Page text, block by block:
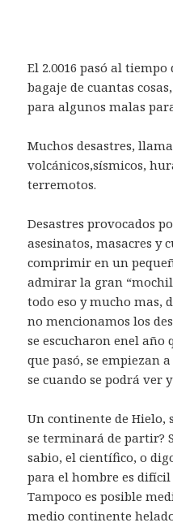
El 2.0016 pasó al
bagaje de cuantas
para algunos malas
Muchos desastres,
volcánicos,sísmicos,
terremotos.
Desastres provocados
asesinatos, masacres y
comprimir en un
admirar la gran
todo eso y mucho mas,
no mencionamos los
se escucharon enel año
que pasó, se empiezan
se cuando se podrá ver
Un continente de Hielo,
se terminará de partir?
sabio, el científico, o
para el hombre es
Tampoco es posible
medio continente